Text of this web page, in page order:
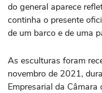
do general aparece
continha o presente
de um barco e de uma
As esculturas foram
novembro de 2021,
Empresarial da